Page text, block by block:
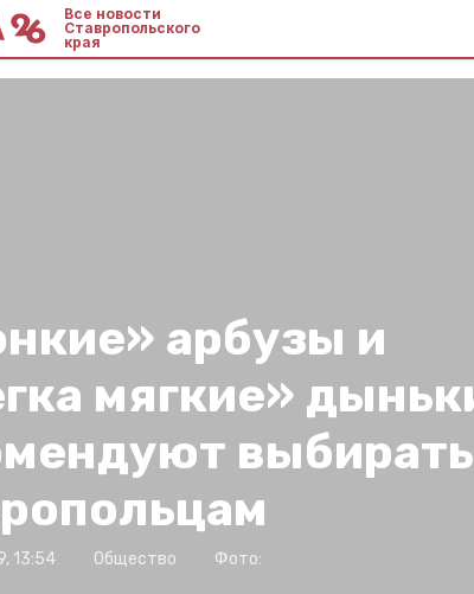
Все новости
Ставропольского
края
арбузы и
мягкие»
выбирать
13:54 Общество Фото: